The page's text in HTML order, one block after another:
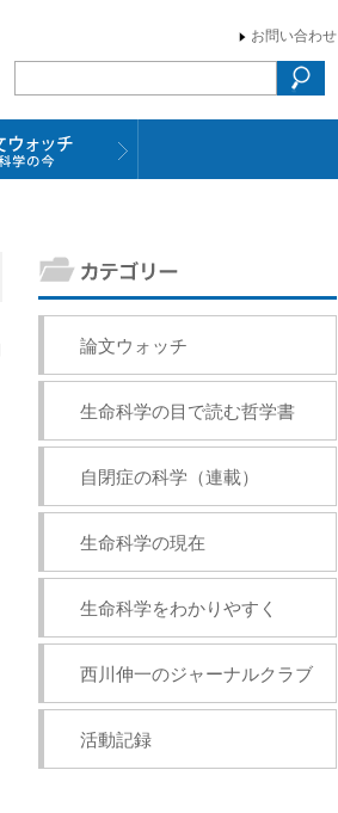
お問い合わせ
論文ウォッチ
生命科学の目で読む哲学書
自閉症の科学（連載）
生命科学の現在
生命科学をわかりやすく
西川伸一のジャーナルクラブ
活動記録